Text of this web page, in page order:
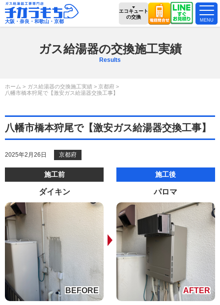
大阪・奈良・和歌山・京都
エコキュート
の交換
ガス給湯器の交換施工実績
Results
ホーム ガス給湯器の交換施工実績
京都府
八幡市橋本狩尾で【激安ガス給湯器交換工事】
八幡市橋本狩尾で【激安ガス給湯器交換工事】
2025年2月26日 京都府
施工前
ダイキン
施工後
パロマ